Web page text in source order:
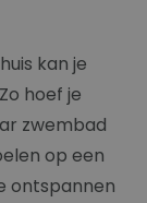
kan je
hoef je
zwembad
op een
ontspannen